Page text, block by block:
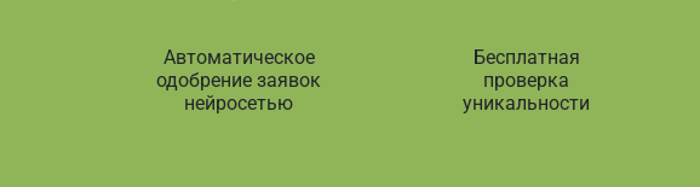
Автоматическое
одобрение заявок
нейросетью
Бесплатная
проверка
уникальности